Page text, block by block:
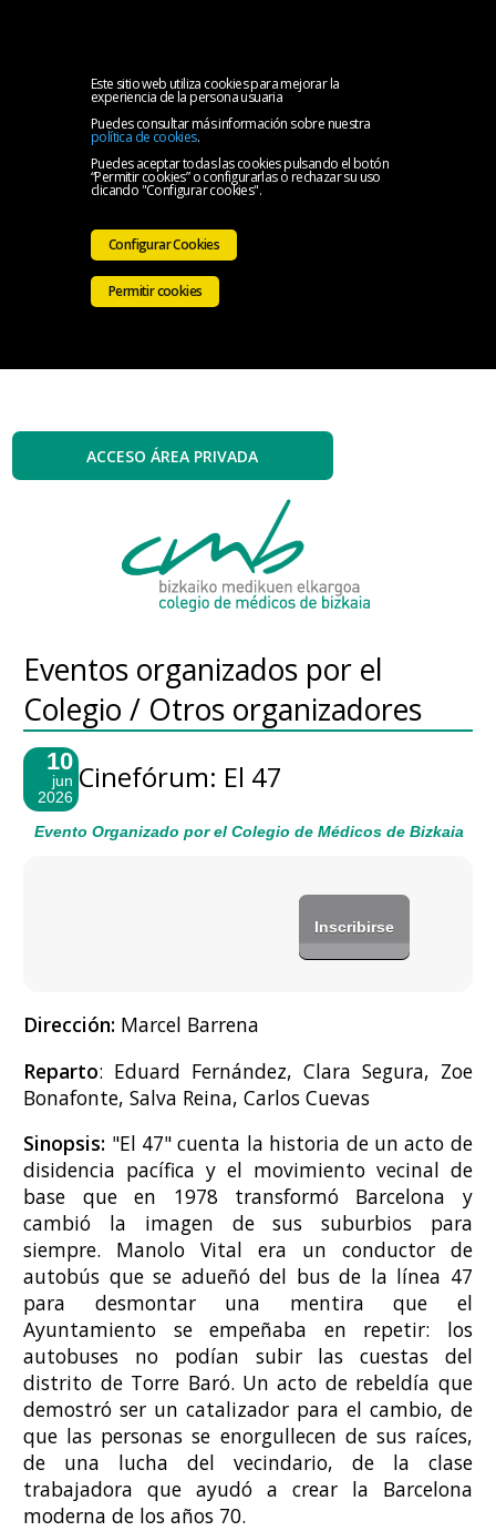
Este sitio web utiliza cookies para mejorar la
experiencia de la persona usuaria
Puedes consultar más información sobre nuestra
política de cookies.
Puedes aceptar todas las cookies pulsando el botón
“Permitir cookies” o configurarlas o rechazar su uso
clicando "Configurar cookies".
Configurar Cookies
Permitir cookies
Eventos organizados por el
Colegio / Otros organizadores
10
jun
2026
Cinefórum: El 47
Evento Organizado por el Colegio de Médicos de Bizkaia
Dirección: Marcel Barrena
Reparto: Eduard Fernández, Clara Segura, Zoe
Bonafonte, Salva Reina, Carlos Cuevas
Sinopsis: "El 47" cuenta la historia de un acto de
disidencia pacífica y el movimiento vecinal de
base que en 1978 transformó Barcelona y
cambió la imagen de sus suburbios para
siempre. Manolo Vital era un conductor de
autobús que se adueñó del bus de la línea 47
para desmontar una mentira que el
Ayuntamiento se empeñaba en repetir: los
autobuses no podían subir las cuestas del
distrito de Torre Baró. Un acto de rebeldía que
demostró ser un catalizador para el cambio, de
que las personas se enorgullecen de sus raíces,
de una lucha del vecindario, de la clase
trabajadora que ayudó a crear la Barcelona
moderna de los años 70.